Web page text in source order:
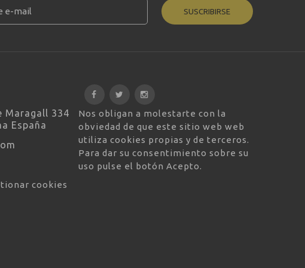
SUSCRIBIRSE
Maragall 334
España
Nos obligan a molestarte con la
obviedad de que este sitio web web
utiliza cookies propias y de terceros.
Para dar su consentimiento sobre su
uso pulse el botón Acepto.
cookies